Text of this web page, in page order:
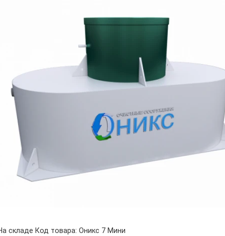
складе Код товара: Оникс 7 Мини